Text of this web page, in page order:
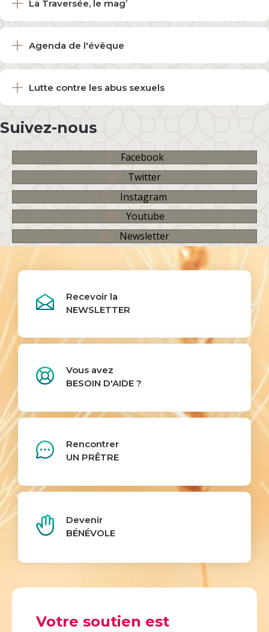
La Traversée, le mag’
Agenda de l'évêque
Lutte contre les abus sexuels
Suivez-nous
Facebook
Twitter
Instagram
Youtube
Newsletter
Recevoir la
NEWSLETTER
Vous avez
BESOIN D'AIDE ?
Rencontrer
UN PRÊTRE
Devenir
BÉNÉVOLE
Votre soutien est